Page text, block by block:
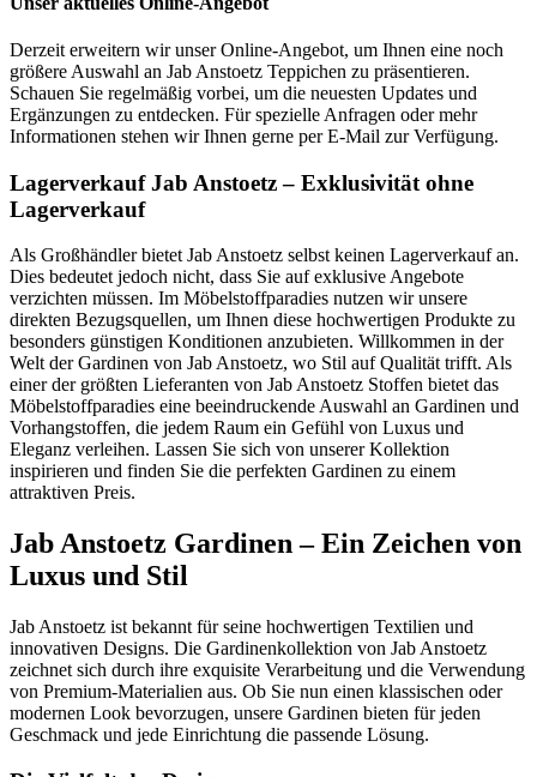
Derzeit erweitern wir unser Online-Angebot, um Ihnen eine noch
größere Auswahl an Jab Anstoetz Teppichen zu präsentieren.
Schauen Sie regelmäßig vorbei, um die neuesten Updates und
Ergänzungen zu entdecken. Für spezielle Anfragen oder mehr
Informationen stehen wir Ihnen gerne per E-Mail zur Verfügung.
Lagerverkauf Jab Anstoetz – Exklusivität ohne
Lagerverkauf
Als Großhändler bietet Jab Anstoetz selbst keinen Lagerverkauf an.
Dies bedeutet jedoch nicht, dass Sie auf exklusive Angebote
verzichten müssen. Im Möbelstoffparadies nutzen wir unsere
direkten Bezugsquellen, um Ihnen diese hochwertigen Produkte zu
besonders günstigen Konditionen anzubieten. Willkommen in der
Welt der Gardinen von Jab Anstoetz, wo Stil auf Qualität trifft. Als
einer der größten Lieferanten von Jab Anstoetz Stoffen bietet das
Möbelstoffparadies eine beeindruckende Auswahl an Gardinen und
Vorhangstoffen, die jedem Raum ein Gefühl von Luxus und
Eleganz verleihen. Lassen Sie sich von unserer Kollektion
inspirieren und finden Sie die perfekten Gardinen zu einem
attraktiven Preis.
Jab Anstoetz Gardinen – Ein Zeichen von
Luxus und Stil
Jab Anstoetz ist bekannt für seine hochwertigen Textilien und
innovativen Designs. Die Gardinenkollektion von Jab Anstoetz
zeichnet sich durch ihre exquisite Verarbeitung und die Verwendung
von Premium-Materialien aus. Ob Sie nun einen klassischen oder
modernen Look bevorzugen, unsere Gardinen bieten für jeden
Geschmack und jede Einrichtung die passende Lösung.